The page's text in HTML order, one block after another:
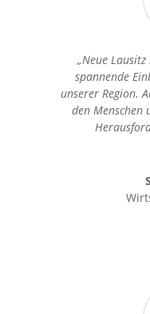
„Neue
spannende
unserer Region.
den